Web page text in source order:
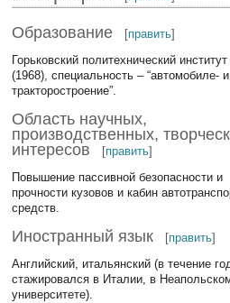
Образование [править]
Горьковский политехнический институт
(1968), специальность – “автомобиле- и
тракторостроение”.
Область научных,
производственных,
интересов
[править]
Повышение пассивной безопасности и
прочности кузовов и кабин
средств.
Иностранный язык [править]
Английский, итальянский (в течение
стажировался в Италии, в
университете).